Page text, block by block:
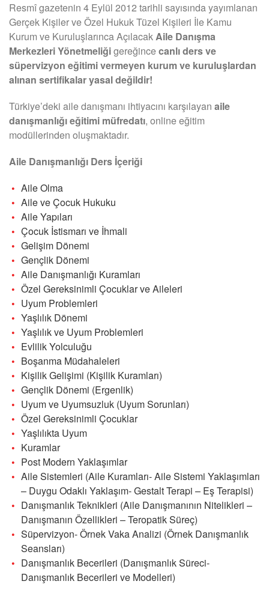
Resmî gazetenin 4 Eylül 2012 tarihli sayısında yayımlanan
Gerçek Kişiler ve Özel Hukuk Tüzel Kişileri İle Kamu
Kurum ve Kuruluşlarınca AçılacakAile Danışma
Merkezleri Yönetmeliğigereğincecanlı ders ve
süpervizyon eğitimi vermeyen kurum ve kuruluşlardan
alınan sertifikalar yasal değildir!
Türkiye’deki aile danışmanı ihtiyacını karşılayan aile
danışmanlığı eğitimi müfredatı, online eğitim
modüllerinden oluşmaktadır.
Aile Danışmanlığı Ders İçeriği
Aile Olma
Aile ve Çocuk Hukuku
Aile Yapıları
Çocuk İstismarı ve İhmali
Gelişim Dönemi
Gençlik Dönemi
Aile Danışmanlığı Kuramları
Özel Gereksinimli Çocuklar ve Aileleri
Uyum Problemleri
Yaşlılık Dönemi
Yaşlılık ve Uyum Problemleri
Evlilik Yolculuğu
Boşanma Müdahaleleri
Kişilik Gelişimi (Kişilik Kuramları)
Gençlik Dönemi (Ergenlik)
Uyum ve Uyumsuzluk (Uyum Sorunları)
Özel Gereksinimli Çocuklar
Yaşlılıkta Uyum
Kuramlar
Post Modern Yaklaşımlar
Aile Sistemleri (Aile Kuramları- Aile Sistemi Yaklaşımları
– Duygu Odaklı Yaklaşım- Gestalt Terapi – Eş Terapisi)
Danışmanlık Teknikleri (Aile Danışmanının Nitelikleri –
Danışmanın Özellikleri – Teropatik Süreç)
Süpervizyon- Örnek Vaka Analizi (Örnek Danışmanlık
Seansları)
Danışmanlık Becerileri (Danışmanlık Süreci-
Danışmanlık Becerileri ve Modelleri)